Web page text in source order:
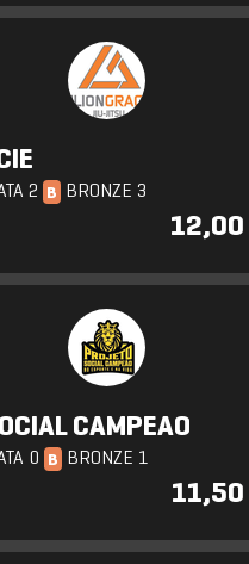
2 B BRONZE 3
12,00
CAMPEAO
0 B BRONZE 1
11,50